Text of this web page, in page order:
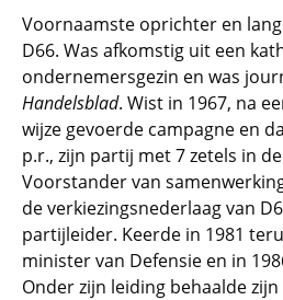
Voornaamste oprichter en
D66. Was afkomstig uit een
ondernemersgezin en was
Handelsblad. Wist in 1967, na
wijze gevoerde campagne en
p.r., zijn partij met 7 zetels in
Voorstander van
de verkiezingsnederlaag van
partijleider. Keerde in 1981
minister van Defensie en in
Onder zijn leiding behaalde